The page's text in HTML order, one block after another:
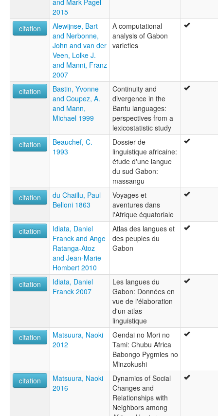
2015
citation
Alewijnse, Bart
and Nerbonne,
John and van der
Veen, Lolke J.
and Manni, Franz
2007
A computational
analysis of Gabon
varieties
citation
Bastin, Yvonne
and Coupez, A.
and Mann,
Michael 1999
Continuity and
divergence in the
Bantu languages:
perspectives from a
lexicostatistic study
citation
Beauchef, C.
1993
Dossier de
linguistique africaine:
étude d'une langue
du sud Gabon:
massangu
citation
du Chaillu, Paul
Belloni 1863
Voyages et
aventures dans
l'Afrique équatoriale
citation
Idiata, Daniel
Franck and Ange
Ratanga-Atoz
and Jean-Marie
Hombert 2010
Atlas des langues et
des peuples du
Gabon
citation
Idiata, Daniel
Franck 2007
Les langues du
Gabon: Données en
vue de l'élaboration
d'un atlas
linguistique
citation
Matsuura, Naoki
2012
Gendai no Mori no
Tami: Chubu Africa
Babongo Pygmies no
Minzokushi
citation
Matsuura, Naoki
2016
Dynamics of Social
Changes and
Relationships with
Neighbors among